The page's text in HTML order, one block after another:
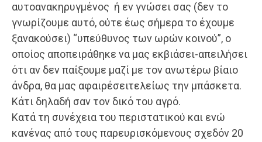
αυτοανακηρυγμένος ή εν γνώσει σας (δεν το
γνωρίζουμε αυτό, ούτε έως σήμερα το έχουμε
ξανακούσει) “υπεύθυνος των ωρών κοινού”, ο
οποίος αποπειράθηκε να μας εκβιάσει-απειλήσει
ότι αν δεν παίξουμε μαζί με τον ανωτέρω βίαιο
άνδρα, θα μας αφαιρέσειτελείως την μπάσκετα.
Κάτι δηλαδή σαν τον δικό του αγρό.
Κατά τη συνέχεια του περιστατικού και ενώ
κανένας από τους παρευρισκόμενους σχεδόν 20